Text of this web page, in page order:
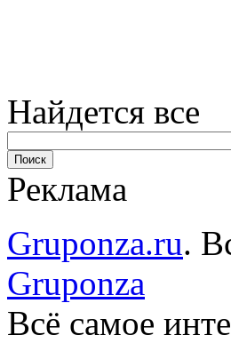
Найдется все
Реклама
Gruponza.ru.
Gruponza
Всё самое